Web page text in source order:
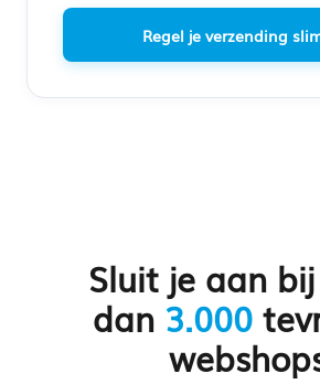
Regel je verzending
Sluit je aan
dan 3.000